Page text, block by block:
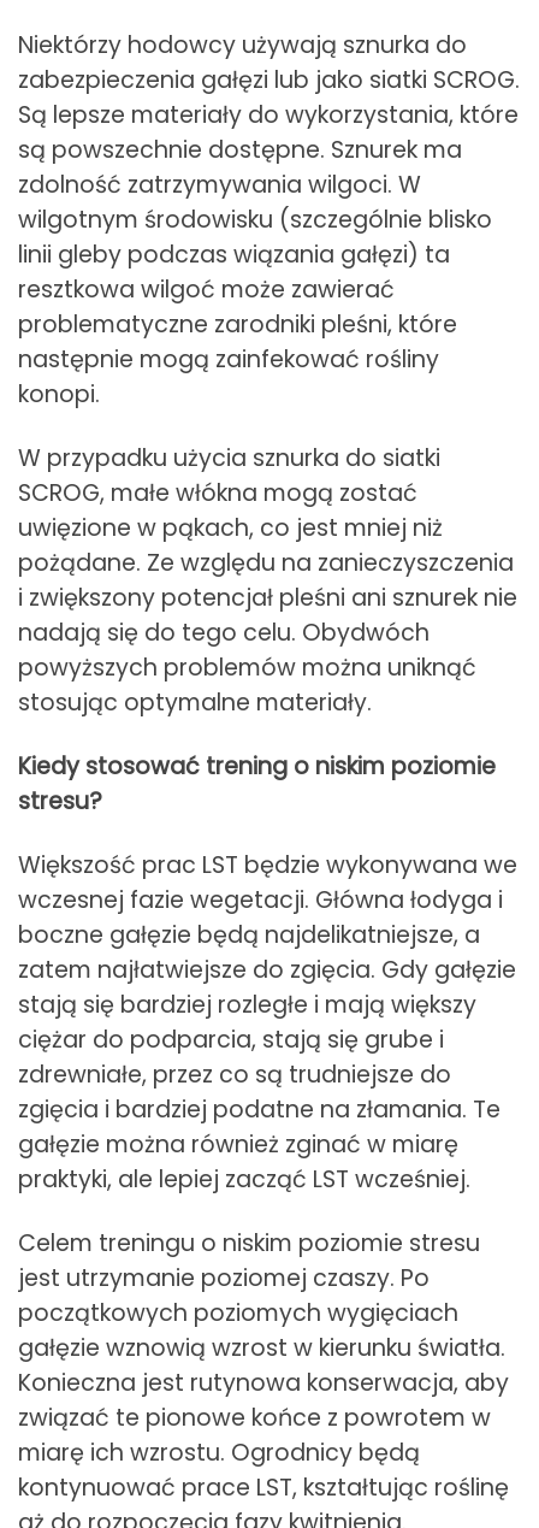
Niektórzy hodowcy używają sznurka do
zabezpieczenia gałęzi lub jako siatki SCROG.
Są lepsze materiały do wykorzystania, które
są powszechnie dostępne. Sznurek ma
zdolność zatrzymywania wilgoci. W
wilgotnym środowisku (szczególnie blisko
linii gleby podczas wiązania gałęzi) ta
resztkowa wilgoć może zawierać
problematyczne zarodniki pleśni, które
następnie mogą zainfekować rośliny
konopi.
W przypadku użycia sznurka do siatki
SCROG, małe włókna mogą zostać
uwięzione w pąkach, co jest mniej niż
pożądane. Ze względu na zanieczyszczenia
i zwiększony potencjał pleśni ani sznurek nie
nadają się do tego celu. Obydwóch
powyższych problemów można uniknąć
stosując optymalne materiały.
Kiedy stosować trening o niskim poziomie
stresu?
Większość prac LST będzie wykonywana we
wczesnej fazie wegetacji. Główna łodyga i
boczne gałęzie będą najdelikatniejsze, a
zatem najłatwiejsze do zgięcia. Gdy gałęzie
stają się bardziej rozległe i mają większy
ciężar do podparcia, stają się grube i
zdrewniałe, przez co są trudniejsze do
zgięcia i bardziej podatne na złamania. Te
gałęzie można również zginać w miarę
praktyki, ale lepiej zacząć LST wcześniej.
Celem treningu o niskim poziomie stresu
jest utrzymanie poziomej czaszy. Po
początkowych poziomych wygięciach
gałęzie wznowią wzrost w kierunku światła.
Konieczna jest rutynowa konserwacja, aby
związać te pionowe końce z powrotem w
miarę ich wzrostu. Ogrodnicy będą
kontynuować prace LST, kształtując roślinę